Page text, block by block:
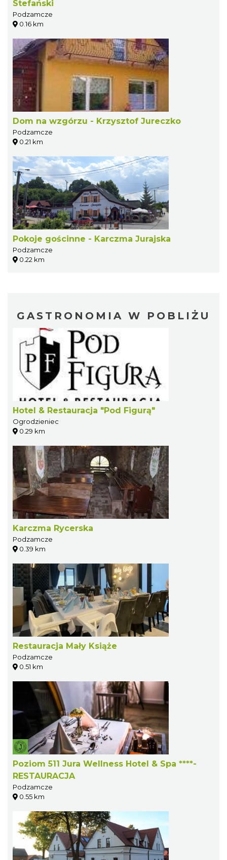
Stefański
Podzamcze
0.16 km
Dom na wzgórzu - Krzysztof Jureczko
Podzamcze
0.21 km
Pokoje gościnne - Karczma Jurajska
Podzamcze
0.22 km
GASTRONOMIA W POBLIŻU
Hotel & Restauracja "Pod Figurą"
Ogrodzieniec
0.29 km
Karczma Rycerska
Podzamcze
0.39 km
Restauracja Mały Książe
Podzamcze
0.51 km
Poziom 511 Jura Wellness Hotel & Spa ****-
RESTAURACJA
Podzamcze
0.55 km